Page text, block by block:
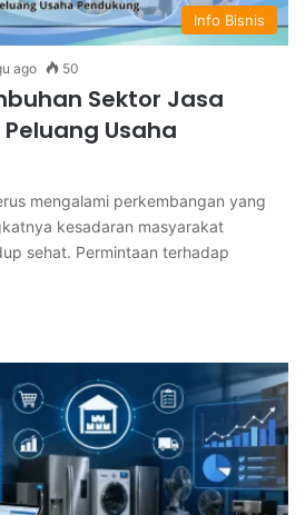
Info Bisnis
ago 50
Sektor Jasa
Usaha
mengalami perkembangan yang
kesadaran masyarakat
sehat. Permintaan terhadap